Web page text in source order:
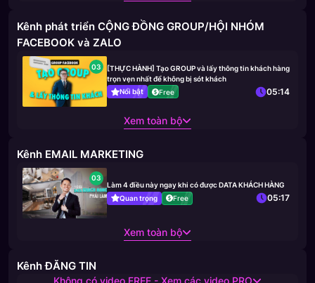
Kênh phát triển CỘNG ĐỒNG GROUP/HỘI NHÓM
FACEBOOK và ZALO
03
[THỰC HÀNH] Tạo GROUP và lấy thông tin khách hàng
trọn vẹn nhất để không bị sót khách
Nổi bật
Free 05:14
Xem toàn bộ
Kênh EMAIL MARKETING
03
Làm 4 điều này ngay khi có được DATA KHÁCH HÀNG
Quan trọng
Free 05:17
Xem toàn bộ
Kênh ĐĂNG TIN
Không có video FREE - Xem các video PRO